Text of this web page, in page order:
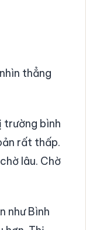
thẳng
trường bình
rất thấp.
lâu. Chờ
như Bình